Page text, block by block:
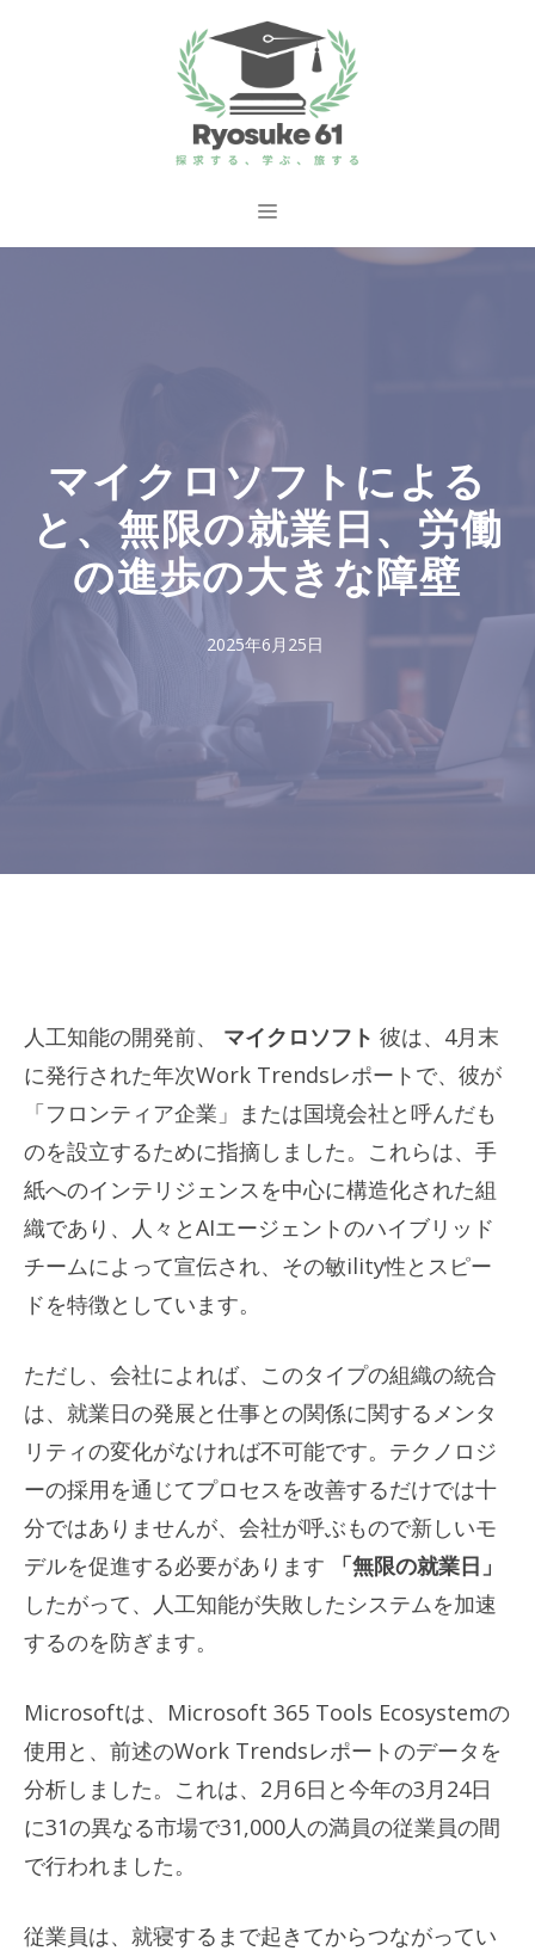
ス
メ
マイクロソフトによる
と、無限の就業日、労働
の進歩の大きな障壁
2025年6月25日
人工知能の開発前、 マイクロソフト 彼は、4月末
に発行された年次Work Trendsレポ​​ートで、彼が
「フロンティア企業」または国境会社と呼んだも
のを設立するために指摘しました。これらは、手
紙へのインテリジェンスを中心に構造化された組
織であり、人々とAIエージェントのハイブリッド
チームによって宣伝され、その敏ility性とスピー
ドを特徴としています。
ただし、会社によれば、このタイプの組織の統合
は、就業日の発展と仕事との関係に関するメンタ
リティの変化がなければ不可能です。テクノロジ
ーの採用を通じてプロセスを改善するだけでは十
分ではありませんが、会社が呼ぶもので新しいモ
デルを促進する必要があります 「無限の就業日」
したがって、人工知能が失敗したシステムを加速
するのを防ぎます。
Microsoftは、Microsoft 365 Tools Ecosystemの
使用と、前述のWork Trendsレポ​​ートのデータを
分析しました。これは、2月6日と今年の3月24日
に31の異なる市場で31,000人の満員の従業員の間
で行われました。
従業員は、就寝するまで起きてからつながってい